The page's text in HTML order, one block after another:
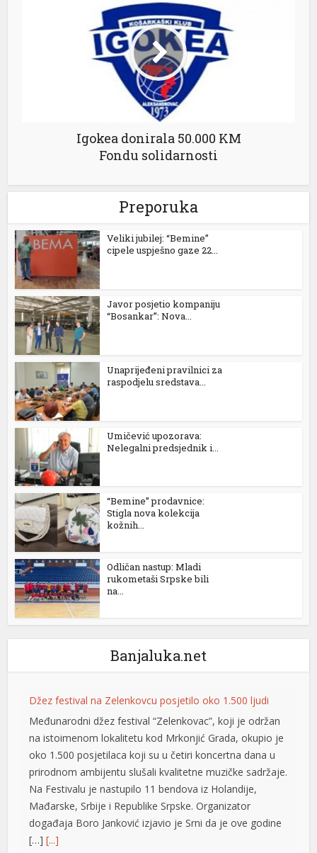
Igokea donirala 50.000 KM
Fondu solidarnosti
Preporuka
Veliki jubilej: “Bemine”
cipele uspješno gaze 22...
Javor posjetio kompaniju
“Bosankar”: Nova...
Unaprijeđeni pravilnici za
raspodjelu sredstava...
Umičević upozorava:
Nelegalni predsjednik i...
“Bemine” prodavnice:
Stigla nova kolekcija
kožnih...
Odličan nastup: Mladi
rukometaši Srpske bili
na...
Banjaluka.net
Džez festival na Zelenkovcu posjetilo oko 1.500 ljudi
Međunarodni džez festival “Zelenkovac”, koji je održan
na istoimenom lokalitetu kod Mrkonjić Grada, okupio je
oko 1.500 posjetilaca koji su u četiri koncertna dana u
prirodnom ambijentu slušali kvalitetne muzičke sadržaje.
Na Festivalu je nastupilo 11 bendova iz Holandije,
Mađarske, Srbije i Republike Srpske. Organizator
događaja Boro Јanković izjavio je Srni da je ove godine
[…][...]